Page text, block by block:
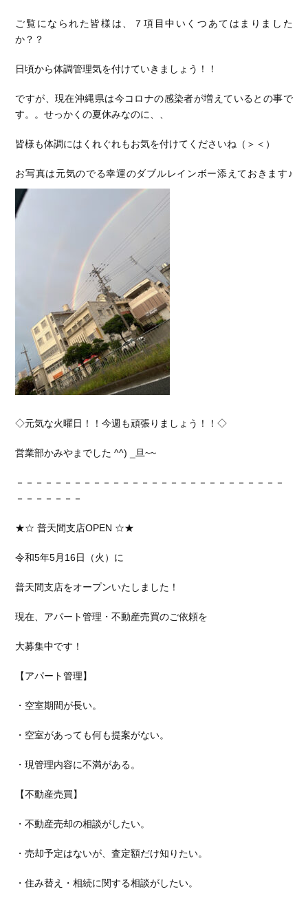
ご覧になられた皆様は、７項目中いくつあてはまりました
か？？
日頃から体調管理気を付けていきましょう！！
ですが、現在沖縄県は今コロナの感染者が増えているとの事で
す。。せっかくの夏休みなのに、、
皆様も体調にはくれぐれもお気を付けてくださいね（＞＜）
お写真は元気のでる幸運のダブルレインボー添えておきます♪
◇元気な火曜日！！今週も頑張りましょう！！◇
営業部かみやまでした ^^) _旦~~
－－－－－－－－－－－－－－－－－－－－－－－－－－－－
－－－－－－－
★☆ 普天間支店OPEN ☆★
令和5年5月16日（火）に
普天間支店をオープンいたしました！
現在、アパート管理・不動産売買のご依頼を
大募集中です！
【アパート管理】
・空室期間が長い。
・空室があっても何も提案がない。
・現管理内容に不満がある。
【不動産売買】
・不動産売却の相談がしたい。
・売却予定はないが、査定額だけ知りたい。
・住み替え・相続に関する相談がしたい。